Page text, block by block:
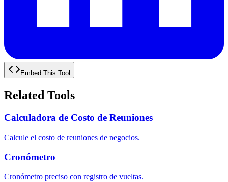
Embed This Tool
Related Tools
Calculadora de Costo de Reuniones
Calcule el costo de reuniones de negocios.
Cronómetro
Cronómetro preciso con registro de vueltas.